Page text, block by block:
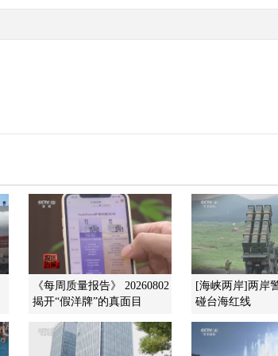
《每周质量报告》 20260802
揭开“假洋牌”的真面目
[海峡两岸]两岸
碰台海红线